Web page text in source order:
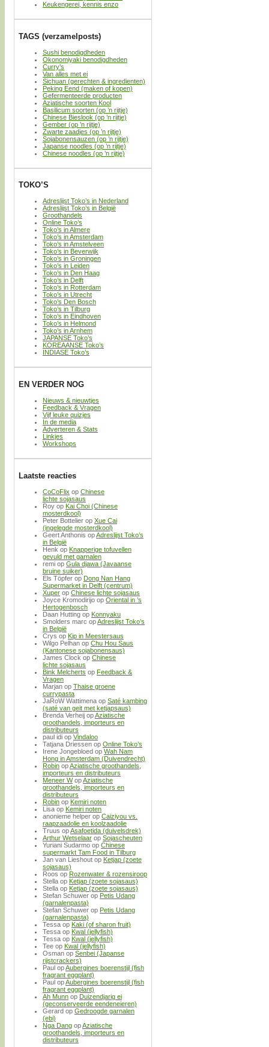
Keukengerei, kennis enzo
TAGS (verzamelposts)
Sushi benodigdheden
Okonomiyaki benodigdheden
Curry’s
Van alles met ei
Sichuan (gerechten & ingredienten)
Peking Eend (maken of kopen)
Gefermenteerde producten
Aziatische soorten Kool
Basilicum soorten (op ’n rijtje)
Chinese Bieslook (op ’n rijtje)
Gember (op ’n rijtje)
Zwarte zaadjes (op ’n rijtje)
Sojabonensauzen (op ’n rijtje)
Japanse noodles (op ’n rijtje)
Chinese noodles (op ’n rijtje)
TOKO’S
Adreslijst Toko’s in Nederland
Adreslijst Toko’s in België
Groothandels
Online Toko’s
Toko’s in Almere
Toko’s in Amsterdam
Toko’s in Amstelveen
Toko’s in Beverwijk
Toko’s in Groningen
Toko’s in Leiden
Toko’s in Den Haag
Toko’s in Delft
Toko’s in Rotterdam
Toko’s in Utrecht
Toko’s Den Bosch
Toko’s in Tilburg
Toko’s in Eindhoven
Toko’s in Helmond
Toko’s in Arnhem
JAPANSE Toko’s
KOREAANSE Toko’s
INDIASE Toko’s
EN VERDER NOG
Nieuws & nieuwtjes
Feedback & Vragen
Vijf leuke quizjes
In de media
Adverteren & Stats
Linkjes
Workshops
Laatste reacties
CoCoFlix op Chinese
lichte sojasaus
Roy op Kai Choi (Chinese
mosterdkool)
Peter Bottelier op Xue Cai
(ingelegde mosterdkool)
Geert Anthonis opAdreslijst Toko’s
in België
Henk op Knapperige tofuvellen
gevuld met garnalen
remi op Gula djawa (Javaanse
bruine suiker)
Els Töpfer op Dong Nan Hang
Supermarket in Delft (centrum)
Xuper op Chinese lichte sojasaus
Joyce Kromodirijo op Oriental in ’s
Hertogenbosch
Daan Hutting op Konnyaku
Smolders marc opAdreslijst Toko’s
in België
Crys op Kip in Meestersaus
Wilgo Pelhan op Chu Hou Saus
(Kantonese sojabonensaus)
James Clock op Chinese
lichte sojasaus
Bink Melcherts op Feedback &
Vragen
Marjan op Thaise groene
currypasta
JaRoW Wattimena op Saté kambing
(saté van geit met ketjapsaus)
Brenda Verheij opAziatische
groothandels, importeurs en
distributeurs
paul idi op Vindaloo
Tatjana Driessen op Online Toko’s
Irene Jongebloed op Wah Nam
Hong in Amsterdam (Duivendrecht)
Robin opAziatische groothandels,
importeurs en distributeurs
Meneer WopAziatische
groothandels, importeurs en
distributeurs
Robin op Kemiri noten
Lisa op Kemiri noten
anonieme helper op Caiziyou vs.
raapzaadolie en koolzaadolie
Truus opAsafoetida (duivelsdrek)
Arthur Wetselaar op Sojascheuten
Yuriani Sudarmo op Chinese
supermarkt Tam Food in Tilburg
Jan van Lieshout op Ketjap (zoete
sojasaus)
Roos op Rozenwater & rozensiroop
Stella op Ketjap (zoete sojasaus)
Stella op Ketjap (zoete sojasaus)
Stefan Schuwer op Petis Udang
(garnalenpasta)
Stefan Schuwer op Petis Udang
(garnalenpasta)
Tessa op Kaki (of sharon fruit)
Tessa op Kwal (jellyfish)
Tessa op Kwal (jellyfish)
Tee op Kwal (jellyfish)
Osman op Senbei (Japanse
rijstcrackers)
Paul opAubergines boerenstijl (fish
fragrant eggplant)
Paul opAubergines boerenstijl (fish
fragrant eggplant)
Ah Munn op Duizendjarig ei
(geconserveerde eendeneieren)
Gerard op Gedroogde garnalen
(ebi)
Nga Dang opAziatische
groothandels, importeurs en
distributeurs